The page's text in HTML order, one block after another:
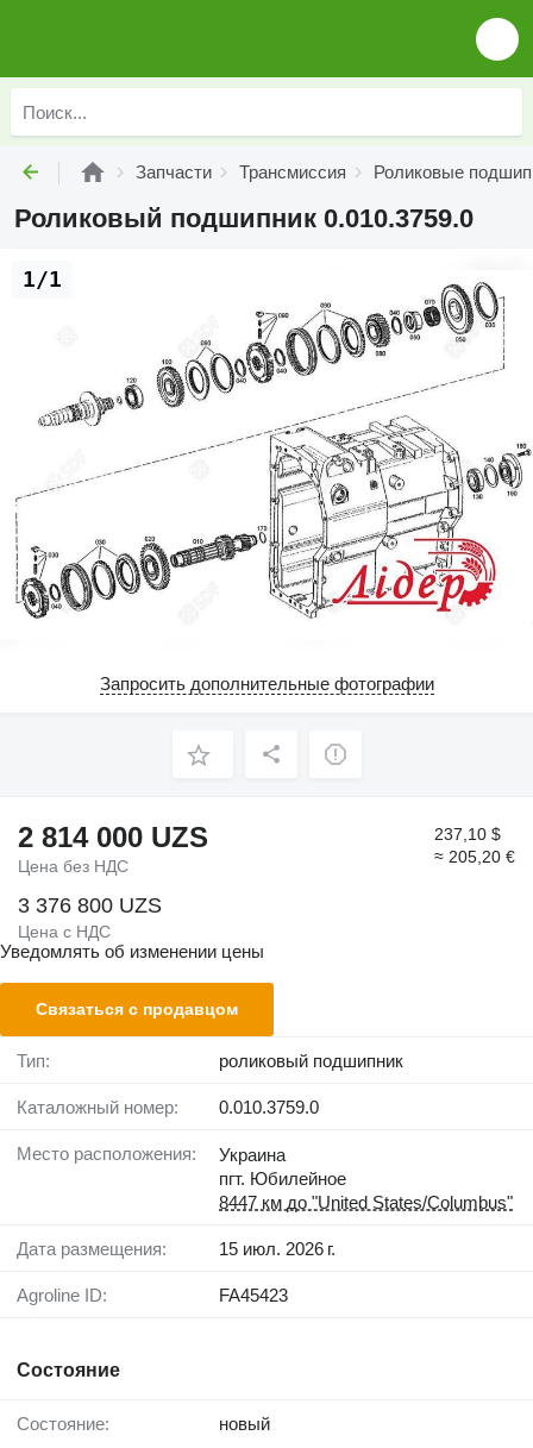
Запчасти Трансмиссия Роликовые
Роликовый подшипник 0.010.3759.0
1/1
Запросить дополнительные фотографии
2 814 000 UZS
Цена без НДС
237,10 $
≈ 205,20 €
3 376 800 UZS
Цена с НДС
Уведомлять об изменении цены
Связаться с продавцом
Тип: роликовый подшипник
Каталожный номер: 0.010.3759.0
Место расположения:
Украина
пгт. Юбилейное
8447 км до "United States/Columbus"
Дата размещения: 15 июл. 2026 г.
Agroline ID: FA45423
Состояние
Состояние: новый